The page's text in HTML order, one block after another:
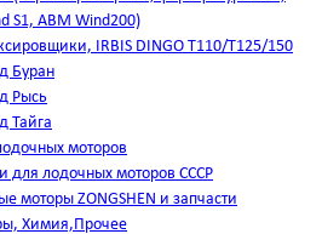
S1, ABM Wind200)
IRBIS DINGO Т110/Т125/150
Буран
Рысь
Тайга
моторов
для лодочных моторов СССР
моторы ZONGSHEN и запчасти
Химия,Прочее